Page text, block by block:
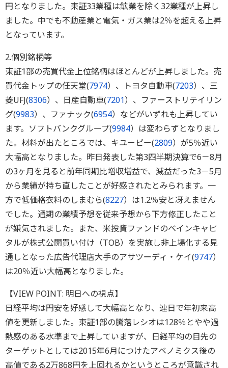
円となりました。東証33業種は鉱業を除く32業種が上昇し
ました。中でも不動産業と電気・ガス業は2％を超える上昇
となっています。
2.個別銘柄等
東証1部の売買代金上位銘柄はほとんどが上昇しました。売
買代金トップの任天堂(7974）、トヨタ自動車(7203）、三
菱UFJ(8306）、日産自動車(7201）、ファーストリテイリン
グ(9983）、ファナック(6954）などがいずれも上昇してい
ます。ソフトバンクグループ(9984）は変わらずとなりまし
た。材料が出たところでは、キユーピー(2809）が5％近い
大幅高となりました。昨日発表した第3四半期決算で6－8月
の3ヶ月を見ると前年同期比増収増益で、減益だった3－5月
から業績が持ち直したことが好感されたとみられます。一
方で低価格衣料のしまむら(8227）は1.2％安と冴えません
でした。通期の業績予想を従来予想から下方修正したこと
が嫌気されました。また、米投資ファンドのベインキャピ
タルが株式公開買い付け（TOB）を実施し非上場化する見
通しとなった広告代理店大手のアサツーディ・ケイ(9747）
は20％近い大幅高となりました。
【VIEW POINT: 明日への視点】
日経平均は円安を好感して大幅高となり、連日で年初来高
値を更新しました。東証1部の騰落レシオは128％とやや過
熱感のある水準まで上昇していますが、日経平均の目先の
ターゲットとしては2015年6月につけたアベノミクス後の
高値である2万868円を上回れるかというところが意識され